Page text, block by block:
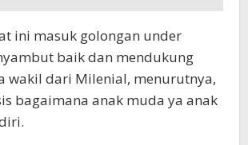
ini masuk golongan under
baik dan mendukung
wakil dari Milenial, menurutnya,
bagaimana anak muda ya anak